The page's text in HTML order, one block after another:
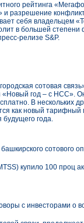
рейтинга
разрешение
себя владельцем
в большей
релизе S&P.
сотовая
год – с НСС».
В нескольких
как новый
будущего года.
сотового
купило 100 проц
с инвесторами о